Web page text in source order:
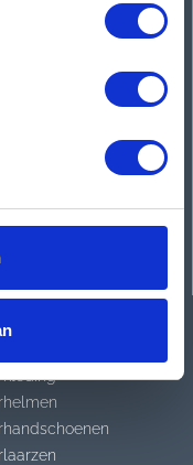
- 12:30 & 13:00 - 17:00
- 12:30 & 13:00 - 17:00
Gesloten
Plan je route